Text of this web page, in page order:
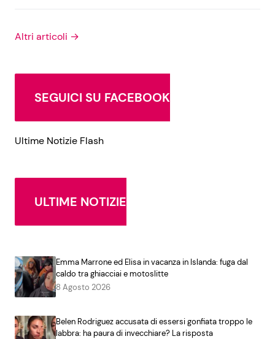
Altri articoli →
SEGUICI SU FACEBOOK
Ultime Notizie Flash
ULTIME NOTIZIE
Emma Marrone ed Elisa in vacanza in Islanda: fuga dal
caldo tra ghiacciai e motoslitte
8 Agosto 2026
Belen Rodriguez accusata di essersi gonfiata troppo le
labbra: ha paura di invecchiare? La risposta